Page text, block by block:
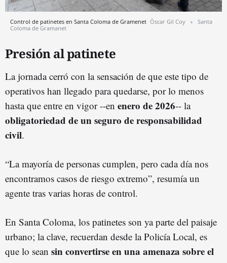
Control de patinetes en Santa Coloma de Gramenet Òscar Gil Coy
Santa
Coloma de Gramanet
Presión al patinete
La jornada cerró con la sensación de que este tipo de
operativos han llegado para quedarse, por lo menos
hasta que entre en vigor --en enero de 2026-- la
obligatoriedad de un seguro de responsabilidad
civil.
“La mayoría de personas cumplen, pero cada día nos
encontramos casos de riesgo extremo”, resumía un
agente tras varias horas de control.
En Santa Coloma, los patinetes son ya parte del paisaje
urbano; la clave, recuerdan desde la Policía Local, es
que lo sean sin convertirse en una amenaza sobre el